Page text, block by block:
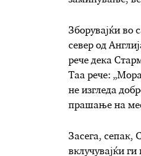
Зборувајќи во
север од
рече дека
Таа рече:
не изгледа
прашање на
Засега, сепак,
вклучувајќи